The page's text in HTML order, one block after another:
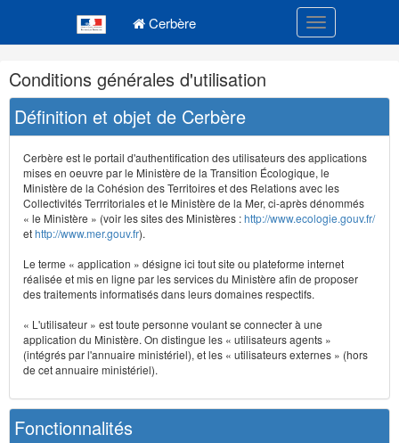
Cerbère Toggle
Navigation
et
outils
annexes
Conditions générales d'utilisation
Définition et objet de Cerbère
Cerbère est le portail d'authentification des utilisateurs des applications
mises en oeuvre par le Ministère de la Transition Écologique, le
Ministère de la Cohésion des Territoires et des Relations avec les
Collectivités Terrritoriales et le Ministère de la Mer, ci-après dénommés
« le Ministère » (voir les sites des Ministères :http://www.ecologie.gouv.fr/
ethttp://www.mer.gouv.fr).
Le terme « application » désigne ici tout site ou plateforme internet
réalisée et mis en ligne par les services du Ministère afin de proposer
des traitements informatisés dans leurs domaines respectifs.
« L'utilisateur » est toute personne voulant se connecter à une
application du Ministère. On distingue les « utilisateurs agents »
(intégrés par l'annuaire ministériel), et les « utilisateurs externes » (hors
de cet annuaire ministériel).
Fonctionnalités